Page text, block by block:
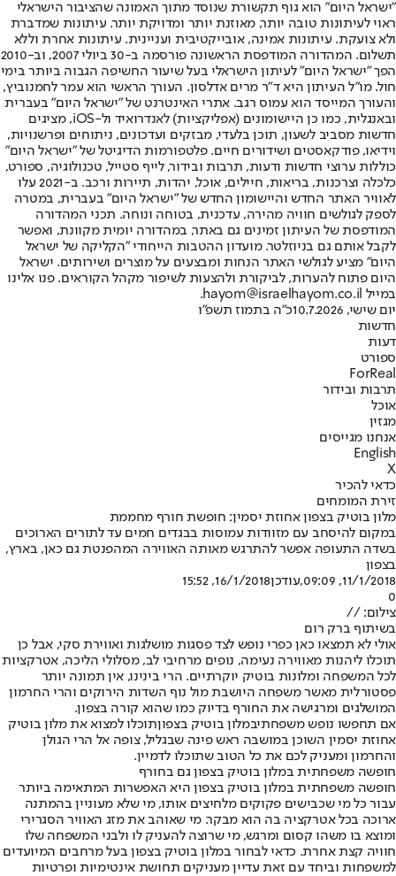
"ישראל היום" הוא גוף תקשורת שנוסד מתוך האמונה שהציבור הישראלי
ראוי לעיתונות טובה יותר, מאוזנת יותר ומדויקת יותר. עיתונות שמדברת
ולא צועקת. עיתונות אמינה, אובייקטיבית ועניינית. עיתונות אחרת וללא
תשלום. המהדורה המודפסת הראשונה פורסמה ב-30 ביולי 2007, וב-2010
הפך "ישראל היום" לעיתון הישראלי בעל שיעור החשיפה הגבוה ביותר בימי
חול. מו"ל העיתון היא ד"ר מרים אדלסון. העורך הראשי הוא עמר לחמנוביץ,
והעורך המייסד הוא עמוס רגב. אתרי האינטרנט של "ישראל היום" בעברית
ובאנגלית, כמו כן היישומונים (אפליקציות) לאנדרואיד ול-iOS, מציגים
חדשות מסביב לשעון, תוכן בלעדי, מבזקים ועדכונים, ניתוחים ופרשנויות,
וידיאו, פודקאסטים ושידורים חיים. פלטפורמות הדיגיטל של "ישראל היום"
כוללות ערוצי חדשות ודעות, תרבות ובידור, לייף סטייל, טכנולוגיה, ספורט,
כלכלה וצרכנות, בריאות, חיילים, אוכל, יהדות, תיירות ורכב. ב-2021 עלו
לאוויר האתר החדש והיישומון החדש של "ישראל היום" בעברית, במטרה
לספק לגולשים חוויה מהירה, עדכנית, בטוחה ונוחה. תכני המהדורה
המודפסת של העיתון זמינים גם באתר, במהדורה יומית מקוונת, ואפשר
לקבל אותם גם בניוזלטר. מועדון ההטבות הייחודי "הקליקה של ישראל
היום" מציע לגולשי האתר הנחות ומבצעים על מוצרים ושירותים. ישראל
היום פתוח להערות, לביקורת ולהצעות לשיפור מקהל הקוראים. פנו אלינו
במייל hayom@israelhayom.co.il.
יום שישי, 10.7.2026
כ"ה בתמוז תשפ"ו
חדשות
דעות
ספורט
ForReal
תרבות ובידור
אוכל
מגזין
אנחנו מגייסים
English
X
כדאי להכיר
זירת המומחים
מלון בוטיק בצפון אחוזת יסמין: חופשת חורף מחממת
במקום להיסחב עם מזוודות עמוסות בבגדים חמים עד לתורים הארוכים
בשדה התעופה אפשר להתרגש מאותה האווירה המהפנטת גם כאן, בארץ,
בצפון
11/1/2018, 09:09
,עודכן16/1/2018, 15:52
0
צילום: //
בשיתוף ברק רום
אולי לא תמצאו כאן כפרי נופש לצד פסגות מושלגות ואווירת סקי, אבל כן
תוכלו ליהנות מאווירה נעימה, נופים מרחיבי לב, מסלולי הליכה, אטרקציות
לכל המשפחה ומלונות בוטיק יוקרתיים. הרי בינינו, אין תמונה יותר
פסטורלית מאשר משפחה היושבת מול נוף השדות הירוקים והרי החרמון
המושלגים ומרגישה את החורף בדיוק כמו שהוא קורה בצפון.
אם תחפשו נופש משפחתיבמלון בוטיק בצפוןתוכלו למצוא את מלון בוטיק
אחוזת יסמין השוכן במושבה ראש פינה שבגליל, צופה אל הרי הגולן
והחרמון ומעניק לכם את כל הטוב שתוכלו לדמיין.
חופשה משפחתית במלון בוטיק בצפון גם בחורף
חופשה משפחתית במלון בוטיק בצפון היא האפשרות המתאימה ביותר
עבור כל מי שכבישים פקוקים מלחיצים אותו, מי שלא מעוניין בהמתנה
ארוכה בכל אטרקציה בה הוא מבקר. מי שאוהב את מזג האוויר הסגרירי
ומוצא בו משהו קסום ומרגש, מי שרוצה להעניק לו ולבני המשפחה שלו
חוויה קצת אחרת. כדאי לבחור במלון בוטיק בצפון בעל מרחבים המיועדים
למשפחות וביחד עם זאת עדיין מעניקים תחושת אינטימיות ופרטיות